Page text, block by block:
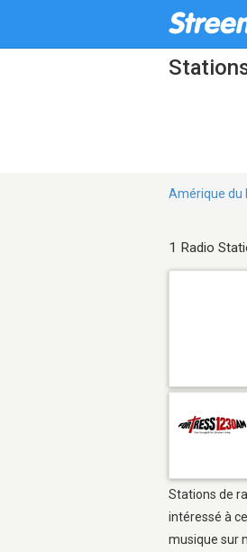
Amérique du
1 Radio
Stations de
intéressé à
musique sur